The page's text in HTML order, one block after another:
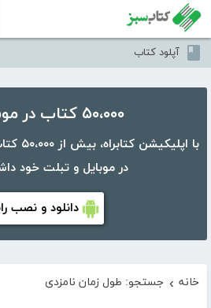
آپلود کتاب
۵۰،۰۰۰ کتاب در موبایل شما
با
در موبایل و تبلت خود
دانلود و نصب
خانه › جستجو: طول زمان نامزدی